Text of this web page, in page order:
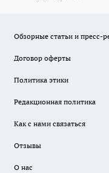
Обзорные статьи и пресс-
Договор оферты
Политика этики
Редакционная политика
Как с нами связаться
Отзывы
О нас